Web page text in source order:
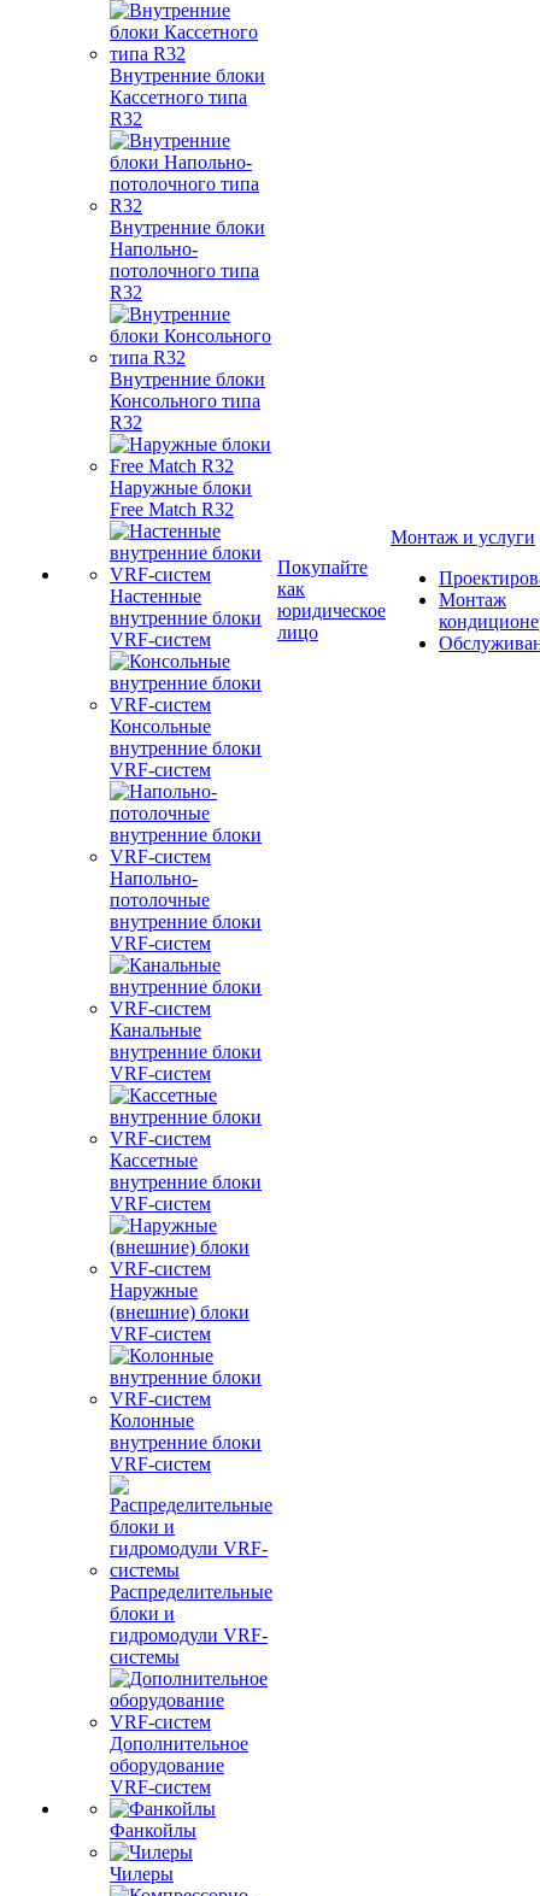
Внутренние блоки
Кассетного типа
R32
Внутренние блоки
Напольно-
потолочного типа
R32
Внутренние блоки
Консольного типа
R32
Наружные блоки
Free Match R32
Настенные
внутренние блоки
VRF-систем
Консольные
внутренние блоки
VRF-систем
Напольно-
потолочные
внутренние блоки
VRF-систем
Канальные
внутренние блоки
VRF-систем
Кассетные
внутренние блоки
VRF-систем
Наружные
(внешние) блоки
VRF-систем
Колонные
внутренние блоки
VRF-систем
Распределительные
блоки и
гидромодули VRF-
системы
Дополнительное
оборудование
VRF-систем
Фанкойлы
Чилеры
Покупайте
как
юридическое
лицо
Монтаж и услуги
Монтаж